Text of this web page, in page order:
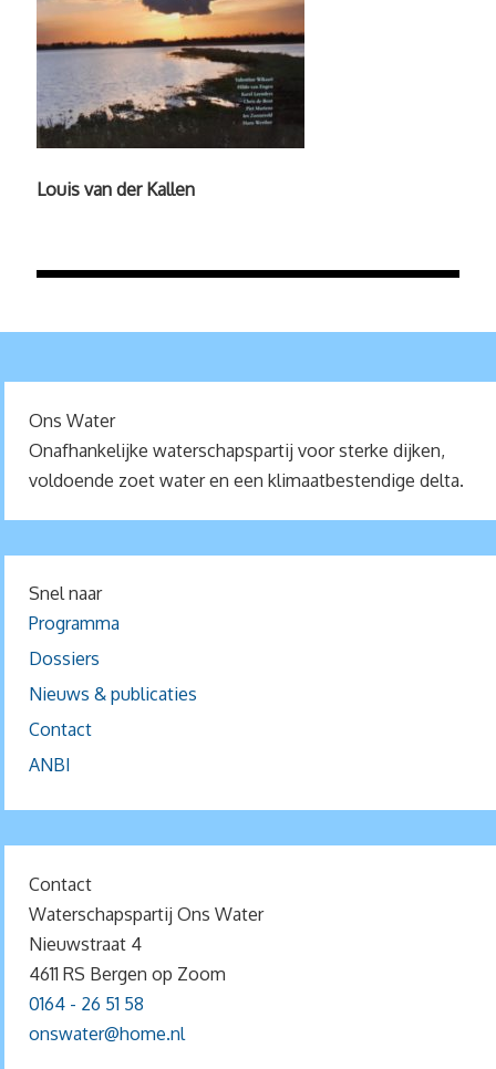
Louis van der Kallen
Ons Water
Onafhankelijke waterschapspartij voor sterke dijken,
voldoende zoet water en een klimaatbestendige delta.
Snel naar
Programma
Dossiers
Nieuws & publicaties
Contact
ANBI
Contact
Waterschapspartij Ons Water
Nieuwstraat 4
4611 RS Bergen op Zoom
0164 - 26 51 58
onswater@home.nl